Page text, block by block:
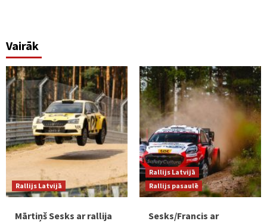
Vairāk
Rallijs Latvijā
Mārtiņš Sesks ar rallija
Rallijs Latvijā
Rallijs pasaulē
Sesks/Francis ar